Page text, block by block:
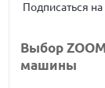
Подписаться
Выбор
машины